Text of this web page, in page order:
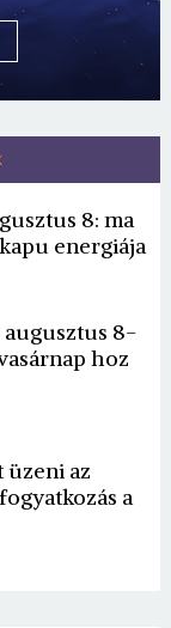
8: ma
energiája
8-
hoz
üzeni az
a